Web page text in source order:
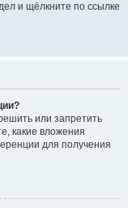
и щёлкните по ссылке
или запретить
какие вложения
для получения